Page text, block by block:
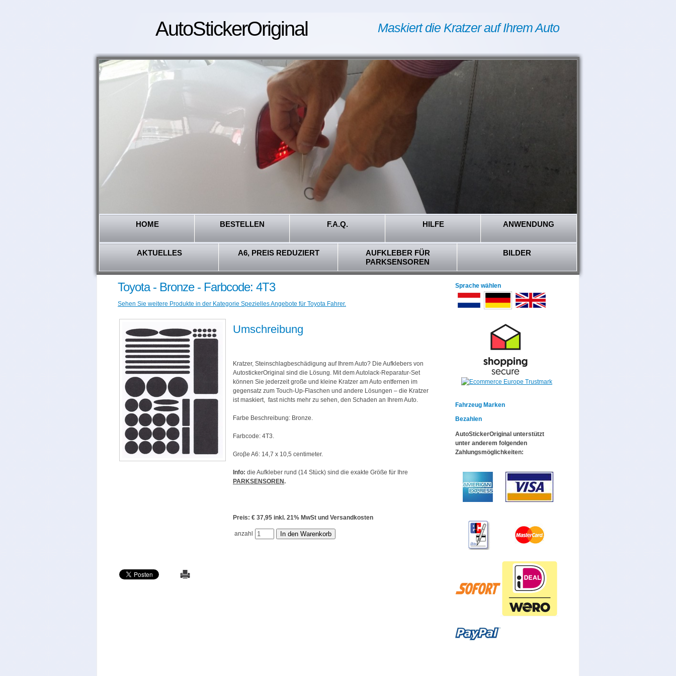
AutoStickerOriginal Maskiert die Kratzer auf Ihrem Auto
HOME BESTELLEN F.A.Q. HILFE ANWENDUNG
AKTUELLES A6, PREIS REDUZIERT
AUFKLEBER FÜR
PARKSENSOREN
BILDER
Toyota - Bronze - Farbcode: 4T3
Sehen Sie weitere Produkte in der Kategorie Spezielles Angebote für Toyota Fahrer.
Umschreibung
Kratzer, Steinschlagbeschädigung auf Ihrem Auto? Die Aufklebers von
AutostickerOriginal sind die Lösung. Mit dem Autolack-Reparatur-Set
können Sie jederzeit große und kleine Kratzer am Auto entfernen im
gegensatz zum Touch-Up-Flaschen und andere Lösungen – die Kratzer
ist maskiert, fast nichts mehr zu sehen, den Schaden an Ihrem Auto.
Farbe Beschreibung: Bronze.
Farbcode: 4T3.
Groβe A6: 14,7 x 10,5 centimeter.
Info: die Aufkleber rund (14 Stück) sind die exakte Größe für Ihre
PARKSENSOREN.
Preis: € 37,95 inkl. 21% MwSt und Versandkosten
anzahl
Sprache wählen
Fahrzeug Marken
Bezahlen
AutoStickerOriginal unterstützt
unter anderem folgenden
Zahlungsmöglichkeiten: